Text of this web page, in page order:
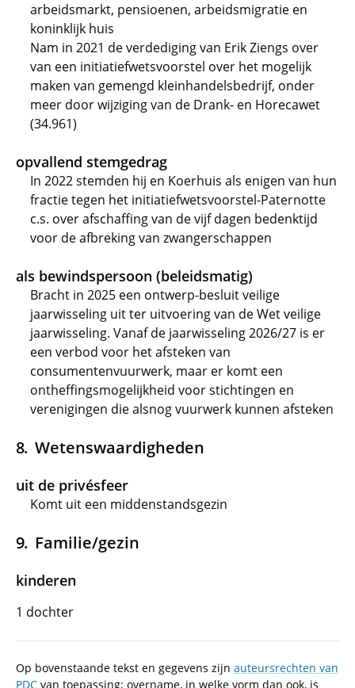
arbeidsmarkt, pensioenen, arbeidsmigratie en
koninklijk huis
Nam in 2021 de verdediging van Erik Ziengs over
van een initiatiefwetsvoorstel over het mogelijk
maken van gemengd kleinhandelsbedrijf, onder
meer door wijziging van de Drank- en Horecawet
(34.961)
opvallend stemgedrag
In 2022 stemden hij en Koerhuis als enigen van hun
fractie tegen het initiatiefwetsvoorstel-Paternotte
c.s. over afschaffing van de vijf dagen bedenktijd
voor de afbreking van zwangerschappen
als bewindspersoon (beleidsmatig)
Bracht in 2025 een ontwerp-besluit veilige
jaarwisseling uit ter uitvoering van de Wet veilige
jaarwisseling. Vanaf de jaarwisseling 2026/27 is er
een verbod voor het afsteken van
consumentenvuurwerk, maar er komt een
ontheffingsmogelijkheid voor stichtingen en
verenigingen die alsnog vuurwerk kunnen afsteken
Wetenswaardigheden
uit de privésfeer
Komt uit een middenstandsgezin
Familie/gezin
kinderen
1 dochter
Op bovenstaande tekst en gegevens zijn auteursrechten van
PDC van toepassing; overname, in welke vorm dan ook, is